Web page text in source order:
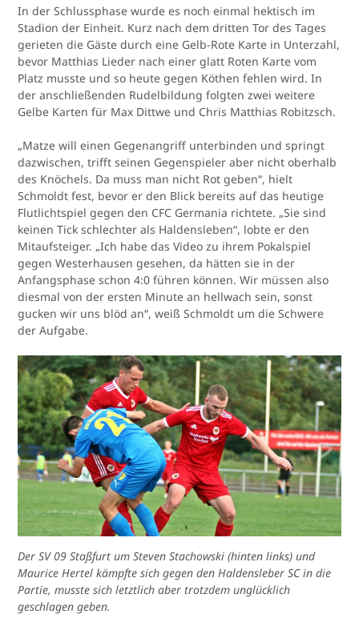
In der Schlussphase wurde es noch einmal hektisch im
Stadion der Einheit. Kurz nach dem dritten Tor des Tages
gerieten die Gäste durch eine Gelb-Rote Karte in Unterzahl,
bevor Matthias Lieder nach einer glatt Roten Karte vom
Platz musste und so heute gegen Köthen fehlen wird. In
der anschließenden Rudelbildung folgten zwei weitere
Gelbe Karten für Max Dittwe und Chris Matthias Robitzsch.
„Matze will einen Gegenangriff unterbinden und springt
dazwischen, trifft seinen Gegenspieler aber nicht oberhalb
des Knöchels. Da muss man nicht Rot geben“, hielt
Schmoldt fest, bevor er den Blick bereits auf das heutige
Flutlichtspiel gegen den CFC Germania richtete. „Sie sind
keinen Tick schlechter als Haldensleben“, lobte er den
Mitaufsteiger. „Ich habe das Video zu ihrem Pokalspiel
gegen Westerhausen gesehen, da hätten sie in der
Anfangsphase schon 4:0 führen können. Wir müssen also
diesmal von der ersten Minute an hellwach sein, sonst
gucken wir uns blöd an“, weiß Schmoldt um die Schwere
der Aufgabe.
Der SV 09 Staßfurt um Steven Stachowski (hinten links) und
Maurice Hertel kämpfte sich gegen den Haldensleber SC in die
Partie, musste sich letztlich aber trotzdem unglücklich
geschlagen geben.